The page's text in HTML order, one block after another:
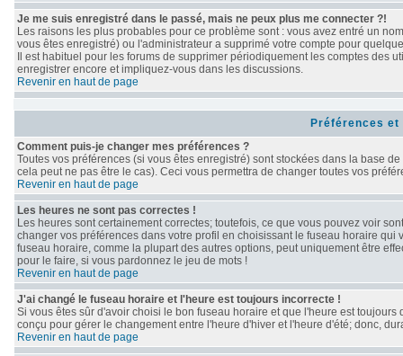
Je me suis enregistré dans le passé, mais ne peux plus me connecter ?!
Les raisons les plus probables pour ce problème sont : vous avez entré un
vous êtes enregistré) ou l'administrateur a supprimé votre compte pour
Il est habituel pour les forums de supprimer périodiquement les comptes
enregistrer encore et impliquez-vous dans les discussions.
Revenir en haut de page
Préférences
Comment puis-je changer mes préférences ?
Toutes vos préférences (si vous êtes enregistré) sont stockées dans la base
cela peut ne pas être le cas). Ceci vous permettra de changer toutes vos
Revenir en haut de page
Les heures ne sont pas correctes !
Les heures sont certainement correctes; toutefois, ce que vous pouvez voir
changer vos préférences dans votre profil en choisissant le fuseau horaire
fuseau horaire, comme la plupart des autres options, peut uniquement être
pour le faire, si vous pardonnez le jeu de mots !
Revenir en haut de page
J'ai changé le fuseau horaire et l'heure est toujours incorrecte !
Si vous êtes sûr d'avoir choisi le bon fuseau horaire et que l'heure est
conçu pour gérer le changement entre l'heure d'hiver et l'heure d'été; donc,
Revenir en haut de page